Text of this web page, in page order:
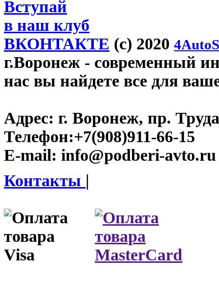
Вступай
в наш клуб
ВКОНТАКТЕ (c) 2020
г.Воронеж - современный
нас вы найдете все для
Адрес: г. Воронеж, пр.
Телефон:+7(908)911-66-15
E-mail: info@podberi-avto.ru
Контакты |